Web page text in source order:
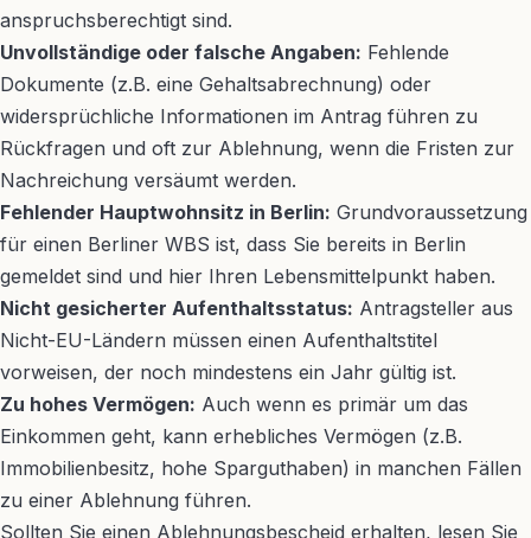
anspruchsberechtigt sind.
Unvollständige oder falsche Angaben: Fehlende
Dokumente (z.B. eine Gehaltsabrechnung) oder
widersprüchliche Informationen im Antrag führen zu
Rückfragen und oft zur Ablehnung, wenn die Fristen zur
Nachreichung versäumt werden.
Fehlender Hauptwohnsitz in Berlin: Grundvoraussetzung
für einen Berliner WBS ist, dass Sie bereits in Berlin
gemeldet sind und hier Ihren Lebensmittelpunkt haben.
Nicht gesicherter Aufenthaltsstatus: Antragsteller aus
Nicht-EU-Ländern müssen einen Aufenthaltstitel
vorweisen, der noch mindestens ein Jahr gültig ist.
Zu hohes Vermögen: Auch wenn es primär um das
Einkommen geht, kann erhebliches Vermögen (z.B.
Immobilienbesitz, hohe Sparguthaben) in manchen Fällen
zu einer Ablehnung führen.
Sollten Sie einen Ablehnungsbescheid erhalten, lesen Sie